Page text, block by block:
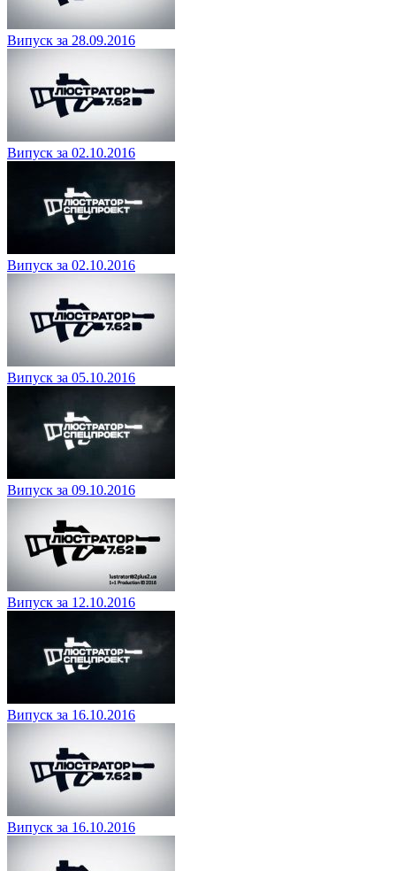
Випуск за 28.09.2016
Випуск за 02.10.2016
Випуск за 02.10.2016
Випуск за 05.10.2016
Випуск за 09.10.2016
Випуск за 12.10.2016
Випуск за 16.10.2016
Випуск за 16.10.2016